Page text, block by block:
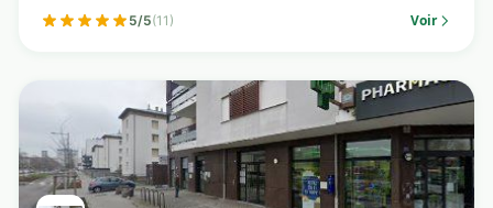
5/5(11) Voir